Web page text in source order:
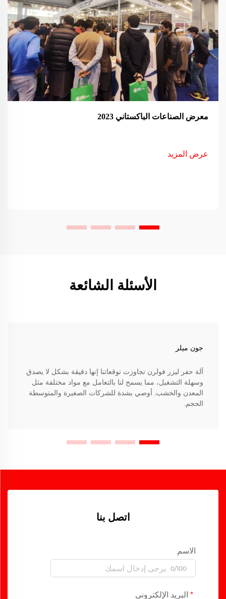
معرض الصناعات الباكستاني 2023
عرض المزيد
الأسئلة الشائعة
جون ميلر
آلة حفر ليزر فولرن تجاوزت توقعاتنا إنها دقيقة بشكل لا يصدق
وسهلة التشغيل، مما يسمح لنا بالتعامل مع مواد مختلفة مثل
المعدن والخشب. أوصي بشدة للشركات الصغيرة والمتوسطة
الحجم.
اتصل بنا
الاسم
0/100
البريد الإلكتروني